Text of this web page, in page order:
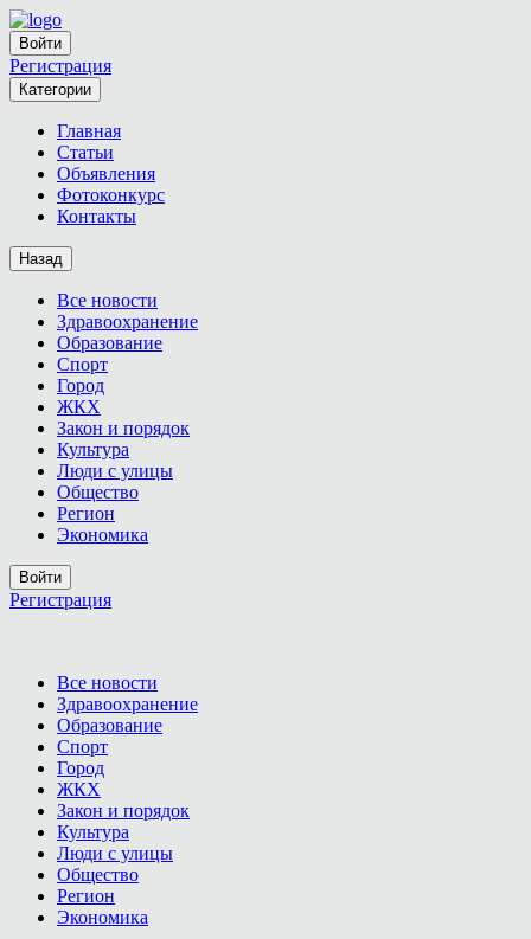
Войти
Регистрация
Категории
Главная
Статьи
Объявления
Фотоконкурс
Контакты
Назад
Все новости
Здравоохранение
Образование
Спорт
Город
ЖКХ
Закон и порядок
Культура
Люди с улицы
Общество
Регион
Экономика
Войти
Регистрация
Все новости
Здравоохранение
Образование
Спорт
Город
ЖКХ
Закон и порядок
Культура
Люди с улицы
Общество
Регион
Экономика